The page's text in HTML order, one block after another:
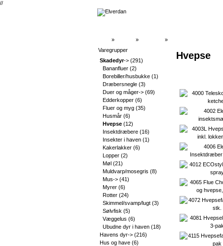
//
» » »
Hvepse
Varegrupper
Skadedyr-> (291)
Bananfluer (2)
Borebiller/husbukke (1)
Dræbersnegle (3)
Duer og måger-> (69)
Edderkopper (6)
Fluer og myg (35)
Husmår (6)
Hvepse (12)
Insektdræbere (16)
Insekter i haven (1)
Kakerlakker (6)
Lopper (2)
Møl (21)
Muldvarp/mosegris (8)
Mus-> (41)
Myrer (6)
Rotter (24)
Skimmel/svamp/lugt (3)
Sølvfisk (5)
Væggelus (6)
Ubudne dyr i haven (18)
Havens dyr-> (216)
Hus og have (6)